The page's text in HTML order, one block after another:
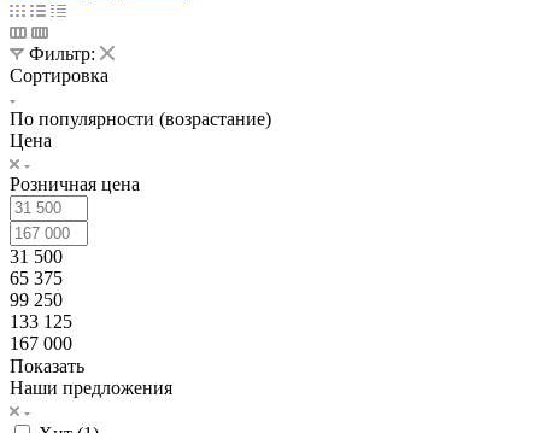
Фильтр:
Сортировка
По популярности (возрастание)
Цена
Розничная цена
31 500
65 375
99 250
133 125
167 000
Показать
Наши предложения